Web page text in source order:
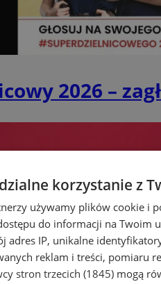
2026 –
korzystanie z
używamy plików cookie i
do informacji na Twoim
adres IP, unikalne
reklam i treści, pomiaru
stron trzecich (1845) mogą